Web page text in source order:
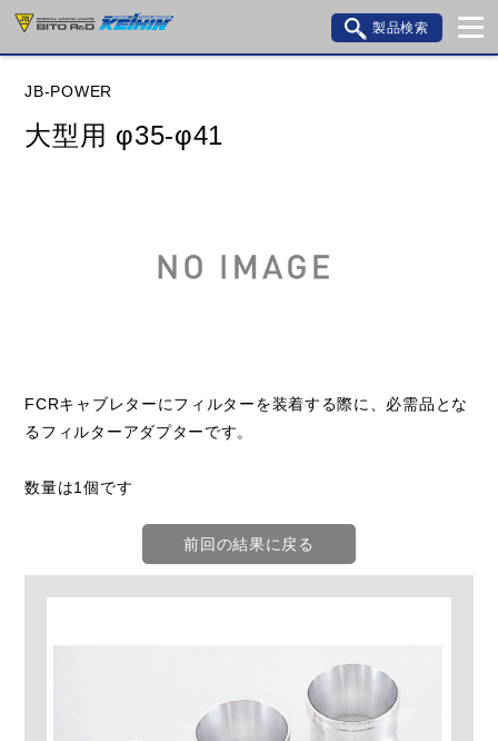
製品検索
JB-POWER
大型用 φ35-φ41
FCRキャブレターにフィルターを装着する際に、必需品とな
るフィルターアダプターです。
数量は1個です
前回の結果に戻る